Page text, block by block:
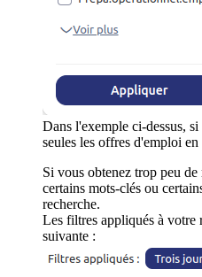
Dans l'exemple ci-dessus,
seules les offres d'emploi
Si vous obtenez trop peu
certains mots-clés ou
recherche.
Les filtres appliqués à votre
suivante :